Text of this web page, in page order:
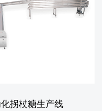
拐杖糖生产线